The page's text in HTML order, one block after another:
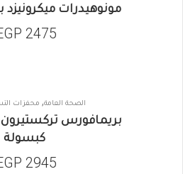
مونوهيدرات ميكرونيزد بودر –
2475
الصحة العامة, محفزات
كبسولة
2945